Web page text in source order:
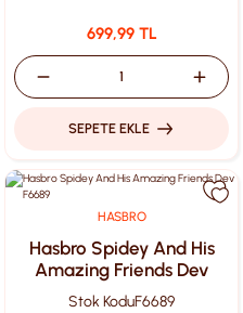
699,99 TL
SEPETE EKLE
HASBRO
Hasbro Spidey And His
Amazing Friends Dev
F6689
Stok KoduF6689